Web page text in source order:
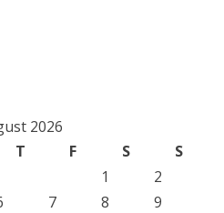
2026
T F S
S
1
2
7 8
9